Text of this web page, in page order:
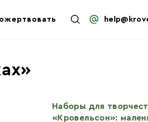
Наборы для
«Кровельсон»: